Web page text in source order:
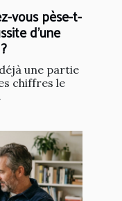
vous pèse-t-
d’une
une partie
chiffres le